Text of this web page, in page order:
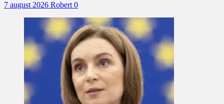
7 august 2026 Robert0